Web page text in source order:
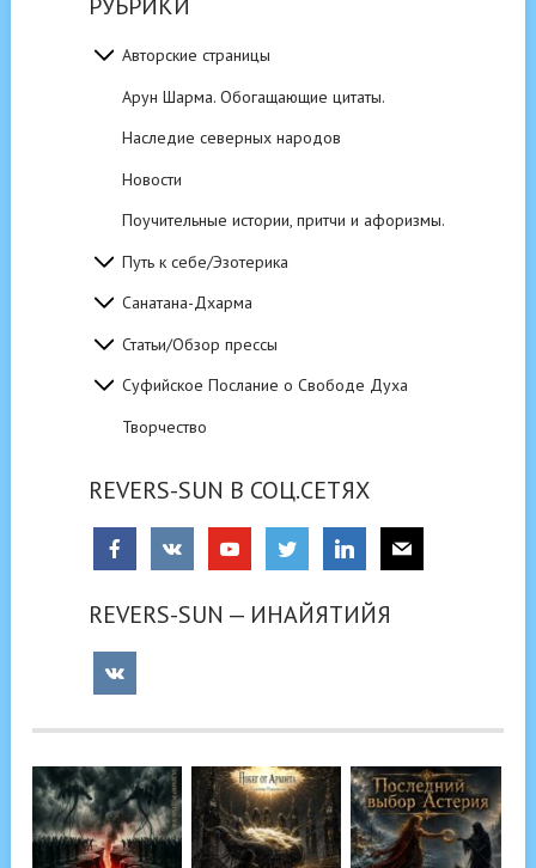
РУБРИКИ
Авторские страницы
Арун Шарма. Обогащающие цитаты.
Наследие северных народов
Новости
Поучительные истории, притчи и афоризмы.
Путь к себе/Эзотерика
Санатана-Дхарма
Статьи/Обзор прессы
Суфийское Послание о Свободе Духа
Творчество
REVERS-SUN В СОЦ.СЕТЯХ
REVERS-SUN — ИНАЙЯТИЙЯ